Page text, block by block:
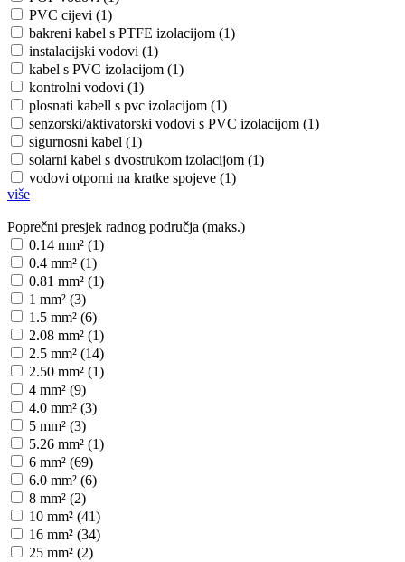
PVC cijevi (1)
bakreni kabel s PTFE izolacijom (1)
instalacijski vodovi (1)
kabel s PVC izolacijom (1)
kontrolni vodovi (1)
plosnati kabell s pvc izolacijom (1)
senzorski/aktivatorski vodovi s PVC izolacijom (1)
sigurnosni kabel (1)
solarni kabel s dvostrukom izolacijom (1)
vodovi otporni na kratke spojeve (1)
više
Poprečni presjek radnog područja (maks.)
0.14 mm² (1)
0.4 mm² (1)
0.81 mm² (1)
1 mm² (3)
1.5 mm² (6)
2.08 mm² (1)
2.5 mm² (14)
2.50 mm² (1)
4 mm² (9)
4.0 mm² (3)
5 mm² (3)
5.26 mm² (1)
6 mm² (69)
6.0 mm² (6)
8 mm² (2)
10 mm² (41)
16 mm² (34)
25 mm² (2)